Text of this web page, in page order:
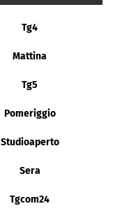
Tg4
Mattina
Tg5
Pomeriggio
Studioaperto
Sera
Tgcom24